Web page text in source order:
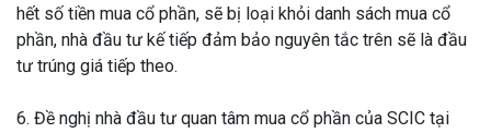
hết số tiền mua cổ phần, sẽ bị loại khỏi danh sách mua cổ
phần, nhà đầu tư kế tiếp đảm bảo nguyên tắc trên sẽ là đầu
tư trúng giá tiếp theo.
6. Đề nghị nhà đầu tư quan tâm mua cổ phần của SCIC tại